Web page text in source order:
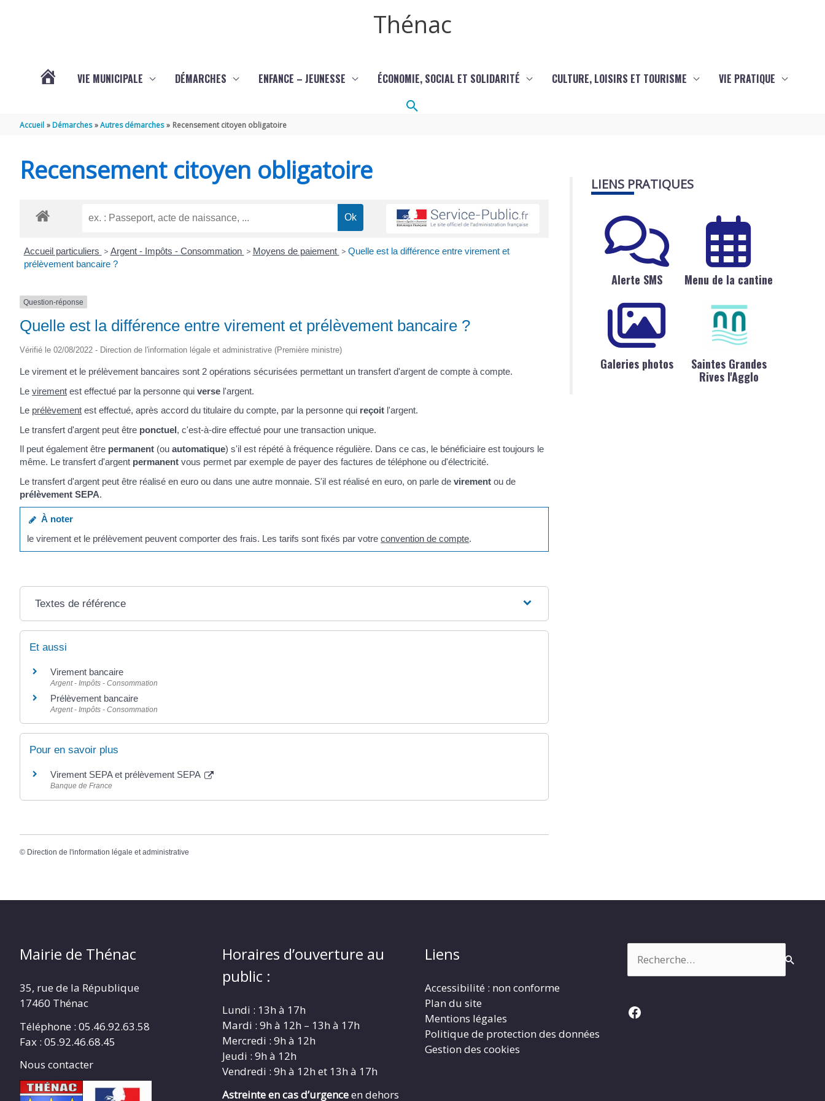
Thénac
THÉNAC
VIE MUNICIPALE DÉMARCHES ENFANCE – JEUNESSE ÉCONOMIE, SOCIAL ET SOLIDARITÉ CULTURE, LOISIRS ET TOURISME VIE PRATIQUE
Rechercher
Accueil Démarches Autres démarches Recensement citoyen obligatoire
Recensement citoyen obligatoire
Accueil particuliers > Argent - Impôts - Consommation > Moyens de paiement > Quelle est la différence entre virement et
prélèvement bancaire ?
Question-réponse
Quelle est la différence entre virement et prélèvement bancaire ?
Vérifié le 02/08/2022 - Direction de l'information légale et administrative (Première ministre)
Le virement et le prélèvement bancaires sont 2 opérations sécurisées permettant un transfert d'argent de compte à compte.
Le virement est effectué par la personne qui verse l'argent.
Le prélèvement est effectué, après accord du titulaire du compte, par la personne qui reçoit l'argent.
Le transfert d'argent peut être ponctuel, c'est-à-dire effectué pour une transaction unique.
Il peut également être permanent (ou automatique) s'il est répété à fréquence régulière. Dans ce cas, le bénéficiaire est toujours le
même. Le transfert d'argent permanent vous permet par exemple de payer des factures de téléphone ou d'électricité.
Le transfert d'argent peut être réalisé en euro ou dans une autre monnaie. S'il est réalisé en euro, on parle de virement ou de
prélèvement SEPA.
À noter
le virement et le prélèvement peuvent comporter des frais. Les tarifs sont fixés par votreconvention de compte.
Textes de référence
Et aussi
Virement bancaire
Argent - Impôts - Consommation
Prélèvement bancaire
Argent - Impôts - Consommation
Pour en savoir plus
Virement SEPA et prélèvement SEPA
Banque de France
© Direction de l'information légale et administrative
LIENS PRATIQUES
Alerte SMS Menu de la cantine
Galeries photos
Saintes Grandes
Rives l'Agglo
Mairie de Thénac
35, rue de la République
17460 Thénac
Téléphone : 05.46.92.63.58
Fax : 05.92.46.68.45
Nous contacter
Horaires d’ouverture au
public :
Lundi : 13h à 17h
Mardi : 9h à 12h – 13h à 17h
Mercredi : 9h à 12h
Jeudi : 9h à 12h
Vendredi : 9h à 12h et 13h à 17h
Astreinte en cas d’urgenceen dehors
Liens
Accessibilité : non conforme
Plan du site
Mentions légales
Politique de protection des données
Gestion des cookies
Facebook